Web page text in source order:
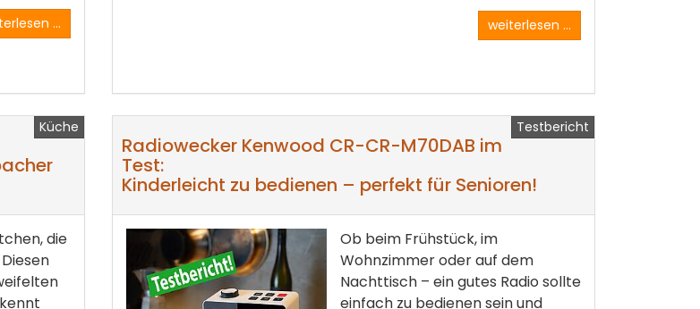
... weiterlesen ...
Küche
die
Testbericht
Radiowecker Kenwood CR-CR-M70DAB im
Test:
Kinderleicht zu bedienen – perfekt für Senioren!
Ob beim Frühstück, im
Wohnzimmer oder auf dem
Nachttisch – ein gutes Radio sollte
einfach zu bedienen sein und